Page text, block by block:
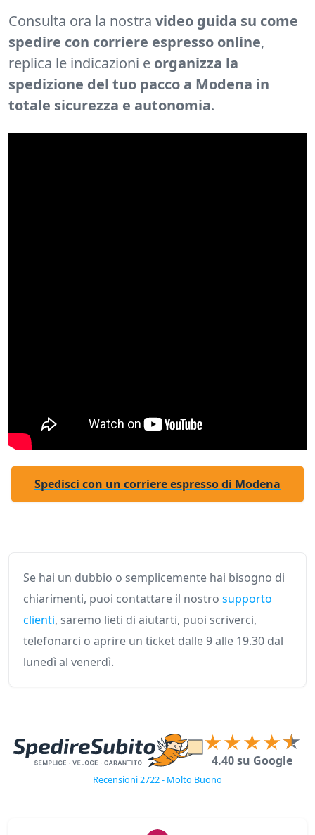
Consulta ora la nostra video guida su come
spedire con corriere espresso online,
replica le indicazioni e organizza la
spedizione del tuo pacco a Modena in
totale sicurezza e autonomia.
Spedisci con un corriere espresso di Modena
Se hai un dubbio o semplicemente hai bisogno di
chiarimenti, puoi contattare il nostro supporto
clienti, saremo lieti di aiutarti, puoi scriverci,
telefonarci o aprire un ticket dalle 9 alle 19.30 dal
lunedì al venerdì.
4.40 su Google
Recensioni 2722 - Molto Buono